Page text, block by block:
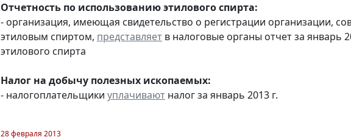
Отчетность по использованию этилового спирта:
- организация, имеющая свидетельство о регистрации организации,
этиловым спиртом, представляет в налоговые органы отчет за январь
этилового спирта
Налог на добычу полезных ископаемых:
- налогоплательщики уплачивают налог за январь 2013 г.
28 февраля 2013